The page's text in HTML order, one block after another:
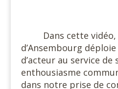
Dans cette
d’Ansembourg
d’acteur au service de
enthousiasme
dans notre prise de